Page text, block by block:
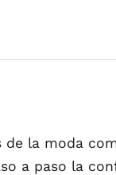
la moda
a paso la